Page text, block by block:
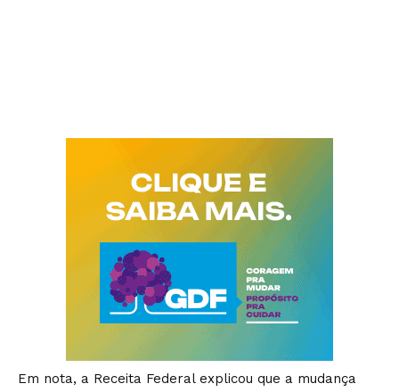
Em nota, a Receita Federal explicou que a mudança